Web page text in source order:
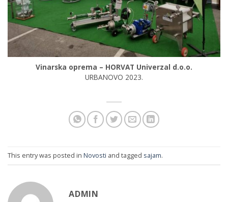
Vinarska oprema – HORVAT Univerzal d.o.o.
URBANOVO 2023.
This entry was posted in Novosti and tagged sajam.
ADMIN